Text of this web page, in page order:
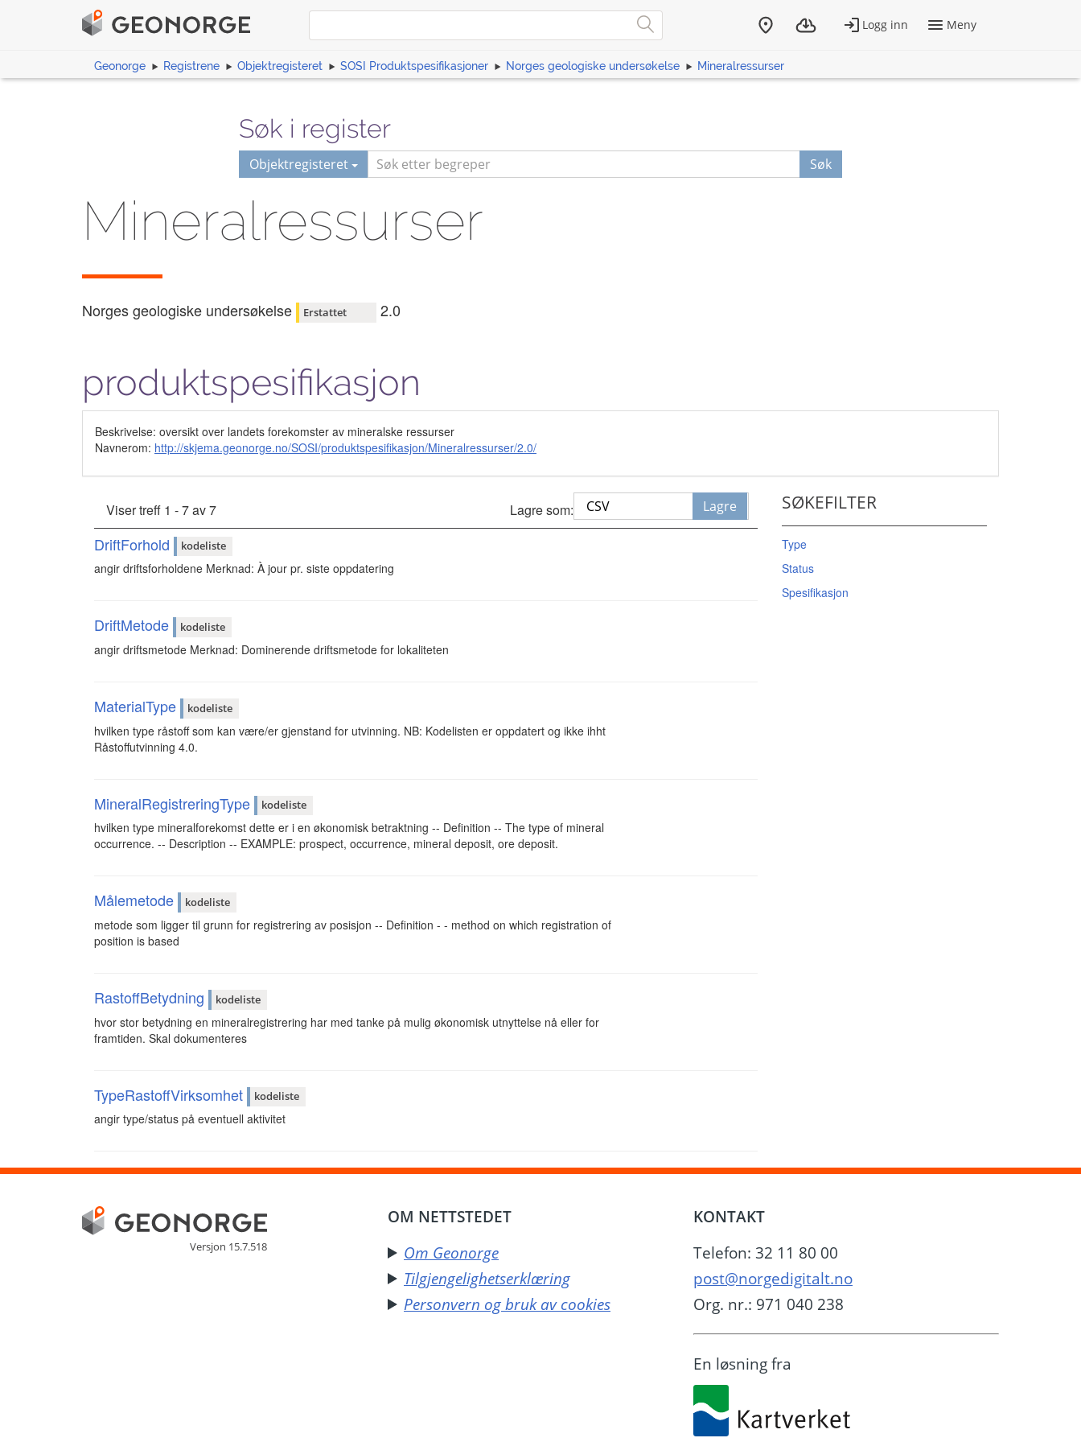
Geonorge Registrene Objektregisteret SOSI Produktspesifikasjoner Norges geologiske undersøkelse Mineralressurser
Søk i register
Objektregisteret Søk
Mineralressurser
Norges geologiske undersøkelse Erstattet 2.0
produktspesifikasjon
Beskrivelse: oversikt over landets forekomster av mineralske ressurser
Navnerom: http://skjema.geonorge.no/SOSI/produktspesifikasjon/Mineralressurser/2.0/
Viser treff 1 - 7 av 7 Lagre som: Lagre
DriftForhold kodeliste
angir driftsforholdene Merknad: À jour pr. siste oppdatering
DriftMetode kodeliste
angir driftsmetode Merknad: Dominerende driftsmetode for lokaliteten
MaterialType kodeliste
hvilken type råstoff som kan være/er gjenstand for utvinning. NB: Kodelisten er oppdatert og ikke ihht
Råstoffutvinning 4.0.
MineralRegistreringType kodeliste
hvilken type mineralforekomst dette er i en økonomisk betraktning -- Definition -- The type of mineral
occurrence. -- Description -- EXAMPLE: prospect, occurrence, mineral deposit, ore deposit.
Målemetode kodeliste
metode som ligger til grunn for registrering av posisjon -- Definition - - method on which registration of
position is based
RastoffBetydning kodeliste
hvor stor betydning en mineralregistrering har med tanke på mulig økonomisk utnyttelse nå eller for
framtiden. Skal dokumenteres
TypeRastoffVirksomhet kodeliste
angir type/status på eventuell aktivitet
SØKEFILTER
Type
Status
Spesifikasjon